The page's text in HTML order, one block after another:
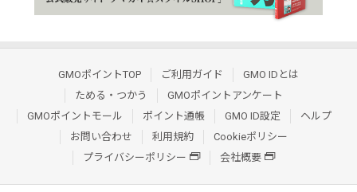
GMOポイントTOP ご利用ガイド
GMO IDとは
ためる・つかう
GMOポイントアンケート
GMOポイントモール
ポイント通帳 GMO ID設定
ヘルプ
お問い合わせ
利用規約
Cookieポリシー
プライバシーポリシー
会社概要